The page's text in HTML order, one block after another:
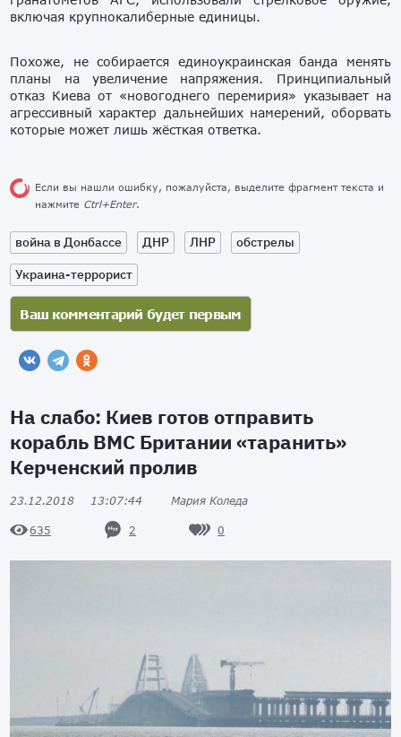
включая крупнокалиберные единицы.
Похоже, не собирается единоукраинская банда менять
планы на увеличение напряжения. Принципиальный
отказ Киева от «новогоднего перемирия» указывает на
агрессивный характер дальнейших намерений, оборвать
которые может лишь жёсткая ответка.
Если вы нашли ошибку, пожалуйста, выделите фрагмент текста и
нажмите Ctrl+Enter.
война в Донбассе ДНР ЛНР
обстрелы
Украина-террорист
На слабо: Киев готов отправить
корабль ВМС Британии «таранить»
Керченский пролив
23.12.2018 13:07:44 Мария Коледа
635 2 0